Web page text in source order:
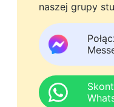
opieki, czy mają
materialnie i
również od
będziesz mógł
dzięki swoim
naszej grupy